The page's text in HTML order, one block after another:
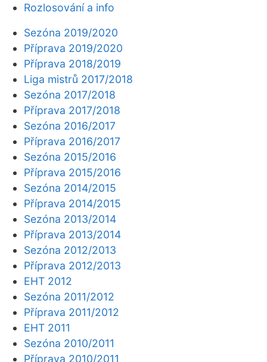
Rozlosování a info
Sezóna 2019/2020
Příprava 2019/2020
Příprava 2018/2019
Liga mistrů 2017/2018
Sezóna 2017/2018
Příprava 2017/2018
Sezóna 2016/2017
Příprava 2016/2017
Sezóna 2015/2016
Příprava 2015/2016
Sezóna 2014/2015
Příprava 2014/2015
Sezóna 2013/2014
Příprava 2013/2014
Sezóna 2012/2013
Příprava 2012/2013
EHT 2012
Sezóna 2011/2012
Příprava 2011/2012
EHT 2011
Sezóna 2010/2011
Příprava 2010/2011